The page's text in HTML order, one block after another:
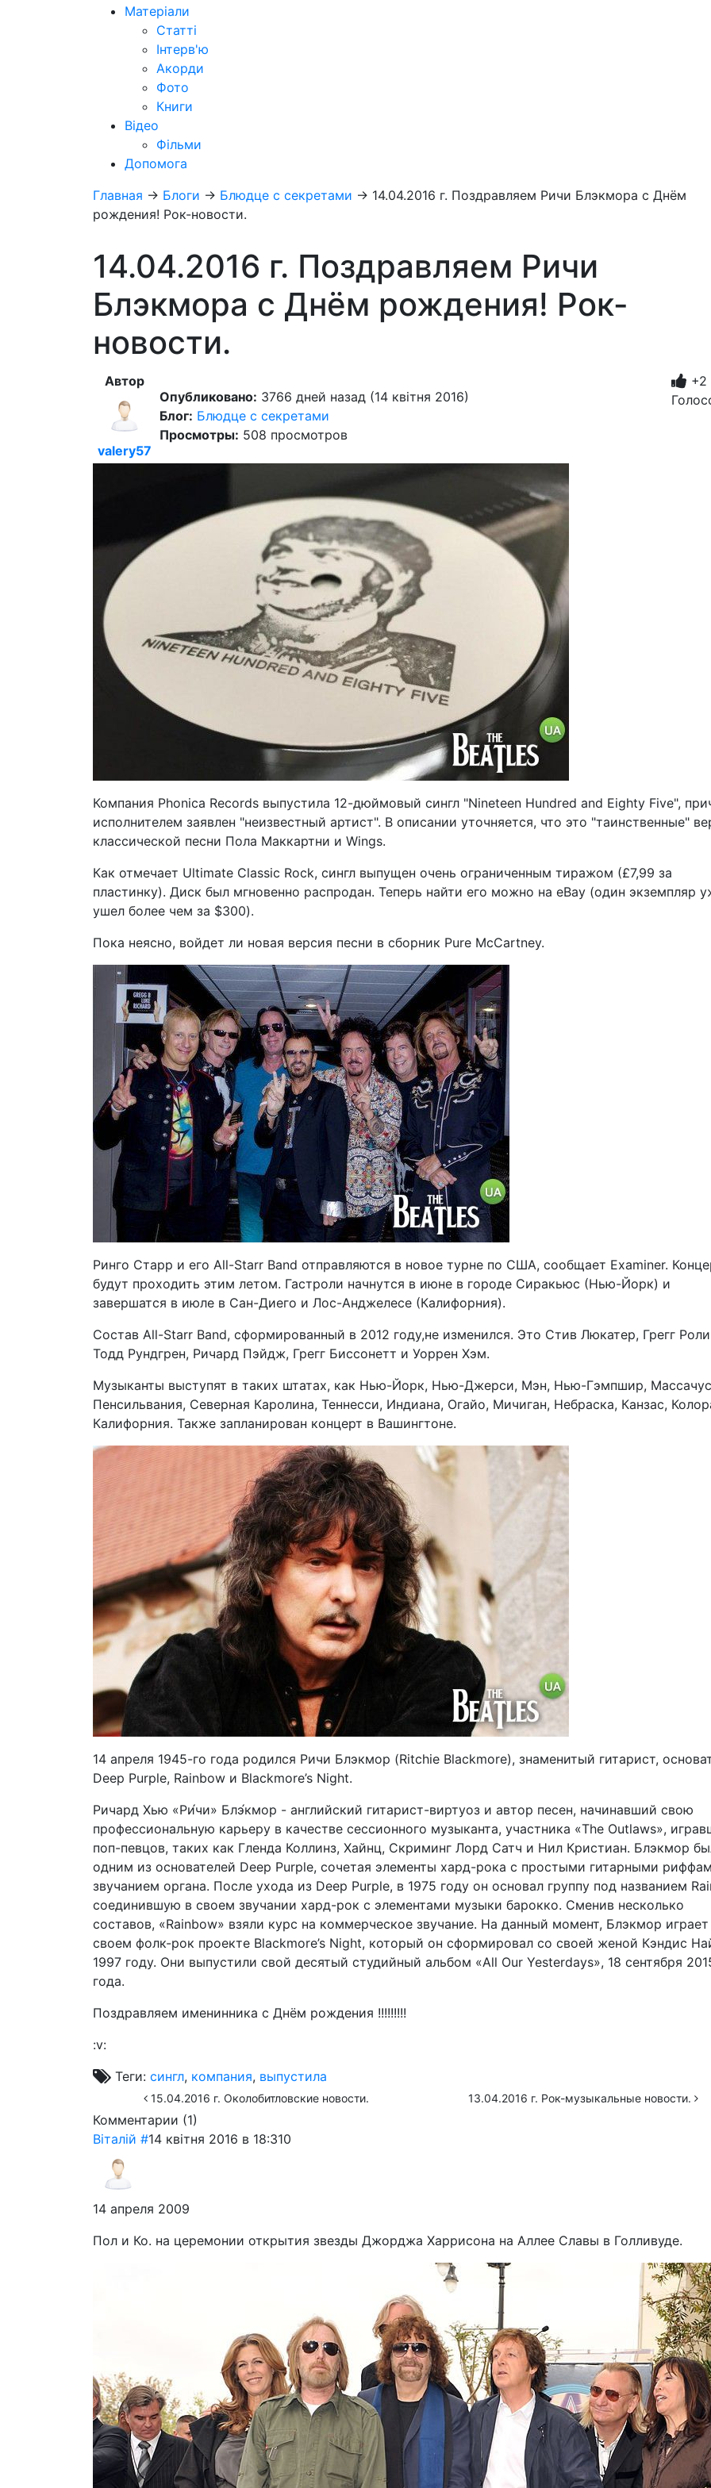
Матеріали
Статті
Інтерв'ю
Акорди
Фото
Книги
Відео
Фільми
Допомога
Главная → Блоги → Блюдце с секретами → 14.04.2016 г. Поздравляем Ричи Блэкмора с Днём
рождения! Рок-новости.
14.04.2016 г. Поздравляем Ричи
Блэкмора с Днём рождения! Рок-
новости.
Автор
valery57
Опубликовано: 3766 дней назад (14 квітня 2016)
Блог: Блюдце с секретами
Просмотры: 508 просмотров
+2
Компания Phonica Records выпустила 12-дюймовый сингл "Nineteen Hundred and Eighty Five",
исполнителем заявлен "неизвестный артист". В описании уточняется, что это "таинственные"
классической песни Пола Маккартни и Wings.
Как отмечает Ultimate Classic Rock, сингл выпущен очень ограниченным тиражом (£7,99 за
пластинку). Диск был мгновенно распродан. Теперь найти его можно на eBay (один экземпляр
ушел более чем за $300).
Пока неясно, войдет ли новая версия песни в сборник Pure McCartney.
Ринго Старр и его All-Starr Band отправляются в новое турне по США, сообщает Examiner.
будут проходить этим летом. Гастроли начнутся в июне в городе Сиракьюс (Нью-Йорк) и
завершатся в июле в Сан-Диего и Лос-Анджелесе (Калифорния).
Состав All-Starr Band, сформированный в 2012 году,не изменился. Это Стив Люкатер, Грегг
Тодд Рундгрен, Ричард Пэйдж, Грегг Биссонетт и Уоррен Хэм.
Музыканты выступят в таких штатах, как Нью-Йорк, Нью-Джерси, Мэн, Нью-Гэмпшир,
Пенсильвания, Северная Каролина, Теннесси, Индиана, Огайо, Мичиган, Небраска, Канзас,
Калифорния. Также запланирован концерт в Вашингтоне.
14 апреля 1945-го года родился Ричи Блэкмор (Ritchie Blackmore), знаменитый гитарист,
Deep Purple, Rainbow и Blackmore’s Night.
Ричард Хью «Ри́чи» Блэ́кмор - английский гитарист-виртуоз и автор песен, начинавший свою
профессиональную карьеру в качестве сессионного музыканта, участника «The Outlaws»,
поп-певцов, таких как Гленда Коллинз, Хайнц, Скриминг Лорд Сатч и Нил Кристиан. Блэкмор
одним из основателей Deep Purple, сочетая элементы хард-рока с простыми гитарными
звучанием органа. После ухода из Deep Purple, в 1975 году он основал группу под названием
соединившую в своем звучании хард-рок с элементами музыки барокко. Сменив несколько
составов, «Rainbow» взяли курс на коммерческое звучание. На данный момент, Блэкмор
своем фолк-рок проекте Blackmore’s Night, который он сформировал со своей женой Кэндис
1997 году. Они выпустили свой десятый студийный альбом «All Our Yesterdays», 18 сентября
года.
Поздравляем именинника с Днём рождения !!!!!!!!!
:v:
Теги: сингл, компания, выпустила
15.04.2016 г. Околобитловские новости. 13.04.2016 г. Рок-музыкальные новости.
Комментарии (1)
Віталій #14 квітня 2016 в 18:310
14 апреля 2009
Пол и Ко. на церемонии открытия звезды Джорджа Харрисона на Аллее Славы в Голливуде.